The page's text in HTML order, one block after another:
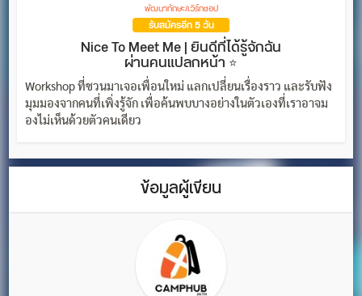
พัฒนาทักษะ/เวิร์กชอป
รับสมัครอีก 5 วัน
Nice To Meet Me | ยินดีที่ได้รู้จักฉัน
ผ่านคนแปลกหน้า ⭐
Workshop ที่ชวนมาเจอเพื่อนใหม่ แลกเปลี่ยนเรื่องราว และรับฟัง
มุมมองจากคนที่เพิ่งรู้จัก เพื่อค้นพบบางอย่างในตัวเองที่เราอาจม
องไม่เห็นด้วยตัวคนเดียว
ข้อมูลผู้เขียน